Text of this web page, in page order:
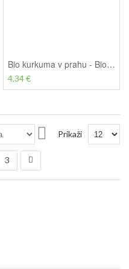
Bio kurkuma v prahu - BioLUX, 100 g
4,34 €
Nastavi
Prikaži
stran
Stran
3
Stran